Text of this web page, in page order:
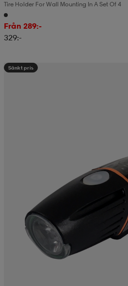
Tire Holder For Wall Mounting In A Set Of 4
Från 289:-
329:-
Sänkt pris